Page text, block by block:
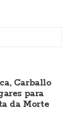
Carballo
para
da Morte